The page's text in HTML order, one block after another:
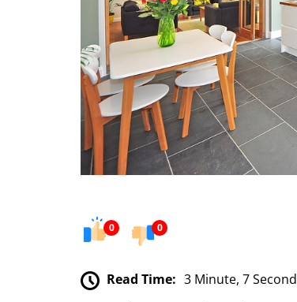
0 0
Read Time: 3 Minute, 7 Second